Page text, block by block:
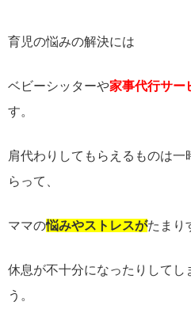
育児の悩みの解決には
ベビーシッターや家事代行サー
す。
肩代わりしてもらえるものは一
らって、
ママの悩みやストレスがたまり
休息が不十分になったりしてし
う。